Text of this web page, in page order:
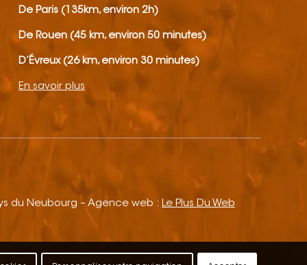
De Paris (135km, environ 2h)
De Rouen (45 km, environ 50 minutes)
D’Évreux (26 km, environ 30 minutes)
En savoir plus
du Neubourg – Agence web : Le Plus Du Web